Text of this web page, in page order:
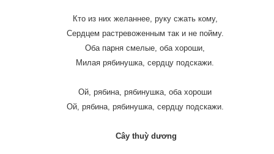
Кто из них желаннее, руку сжать кому,
Сердцем растревоженным так и не пойму.
Оба парня смелые, оба хороши,
Милая рябинушка, сердцу подскажи.
Ой, рябина, рябинушка, оба хороши
Ой, рябина, рябинушка, сердцу подскажи.
Cây thuỳ dương